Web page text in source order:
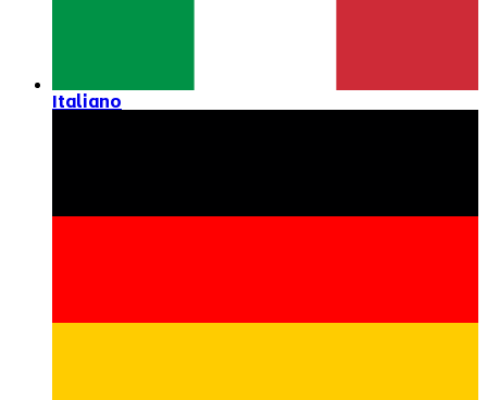
Italiano